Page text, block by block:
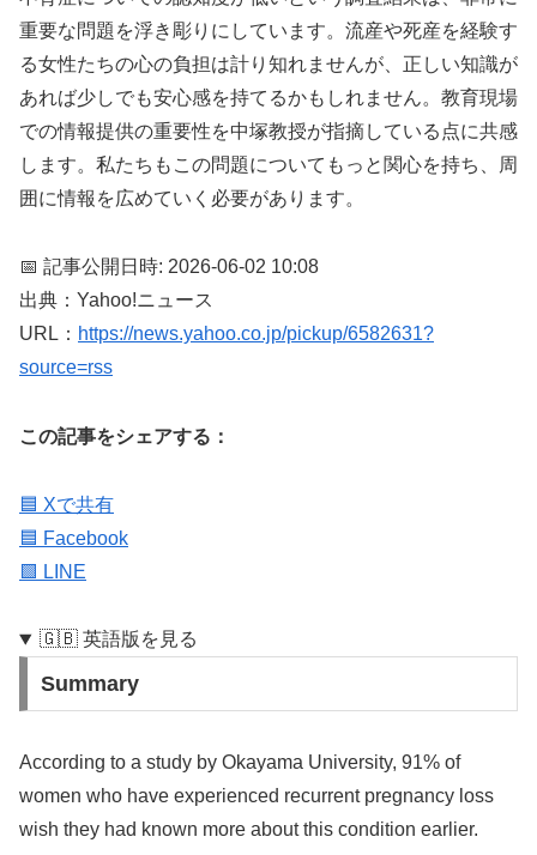
重要な問題を浮き彫りにしています。流産や死産を経験す
る女性たちの心の負担は計り知れませんが、正しい知識が
あれば少しでも安心感を持てるかもしれません。教育現場
での情報提供の重要性を中塚教授が指摘している点に共感
します。私たちもこの問題についてもっと関心を持ち、周
囲に情報を広めていく必要があります。
📅 記事公開日時: 2026-06-02 10:08
出典：Yahoo!ニュース
URL： https://news.yahoo.co.jp/pickup/6582631?
source=rss
この記事をシェアする：
🟦 Xで共有
🟦 Facebook
🟩 LINE
🇬🇧 英語版を見る
Summary
According to a study by Okayama University, 91% of
women who have experienced recurrent pregnancy loss
wish they had known more about this condition earlier.